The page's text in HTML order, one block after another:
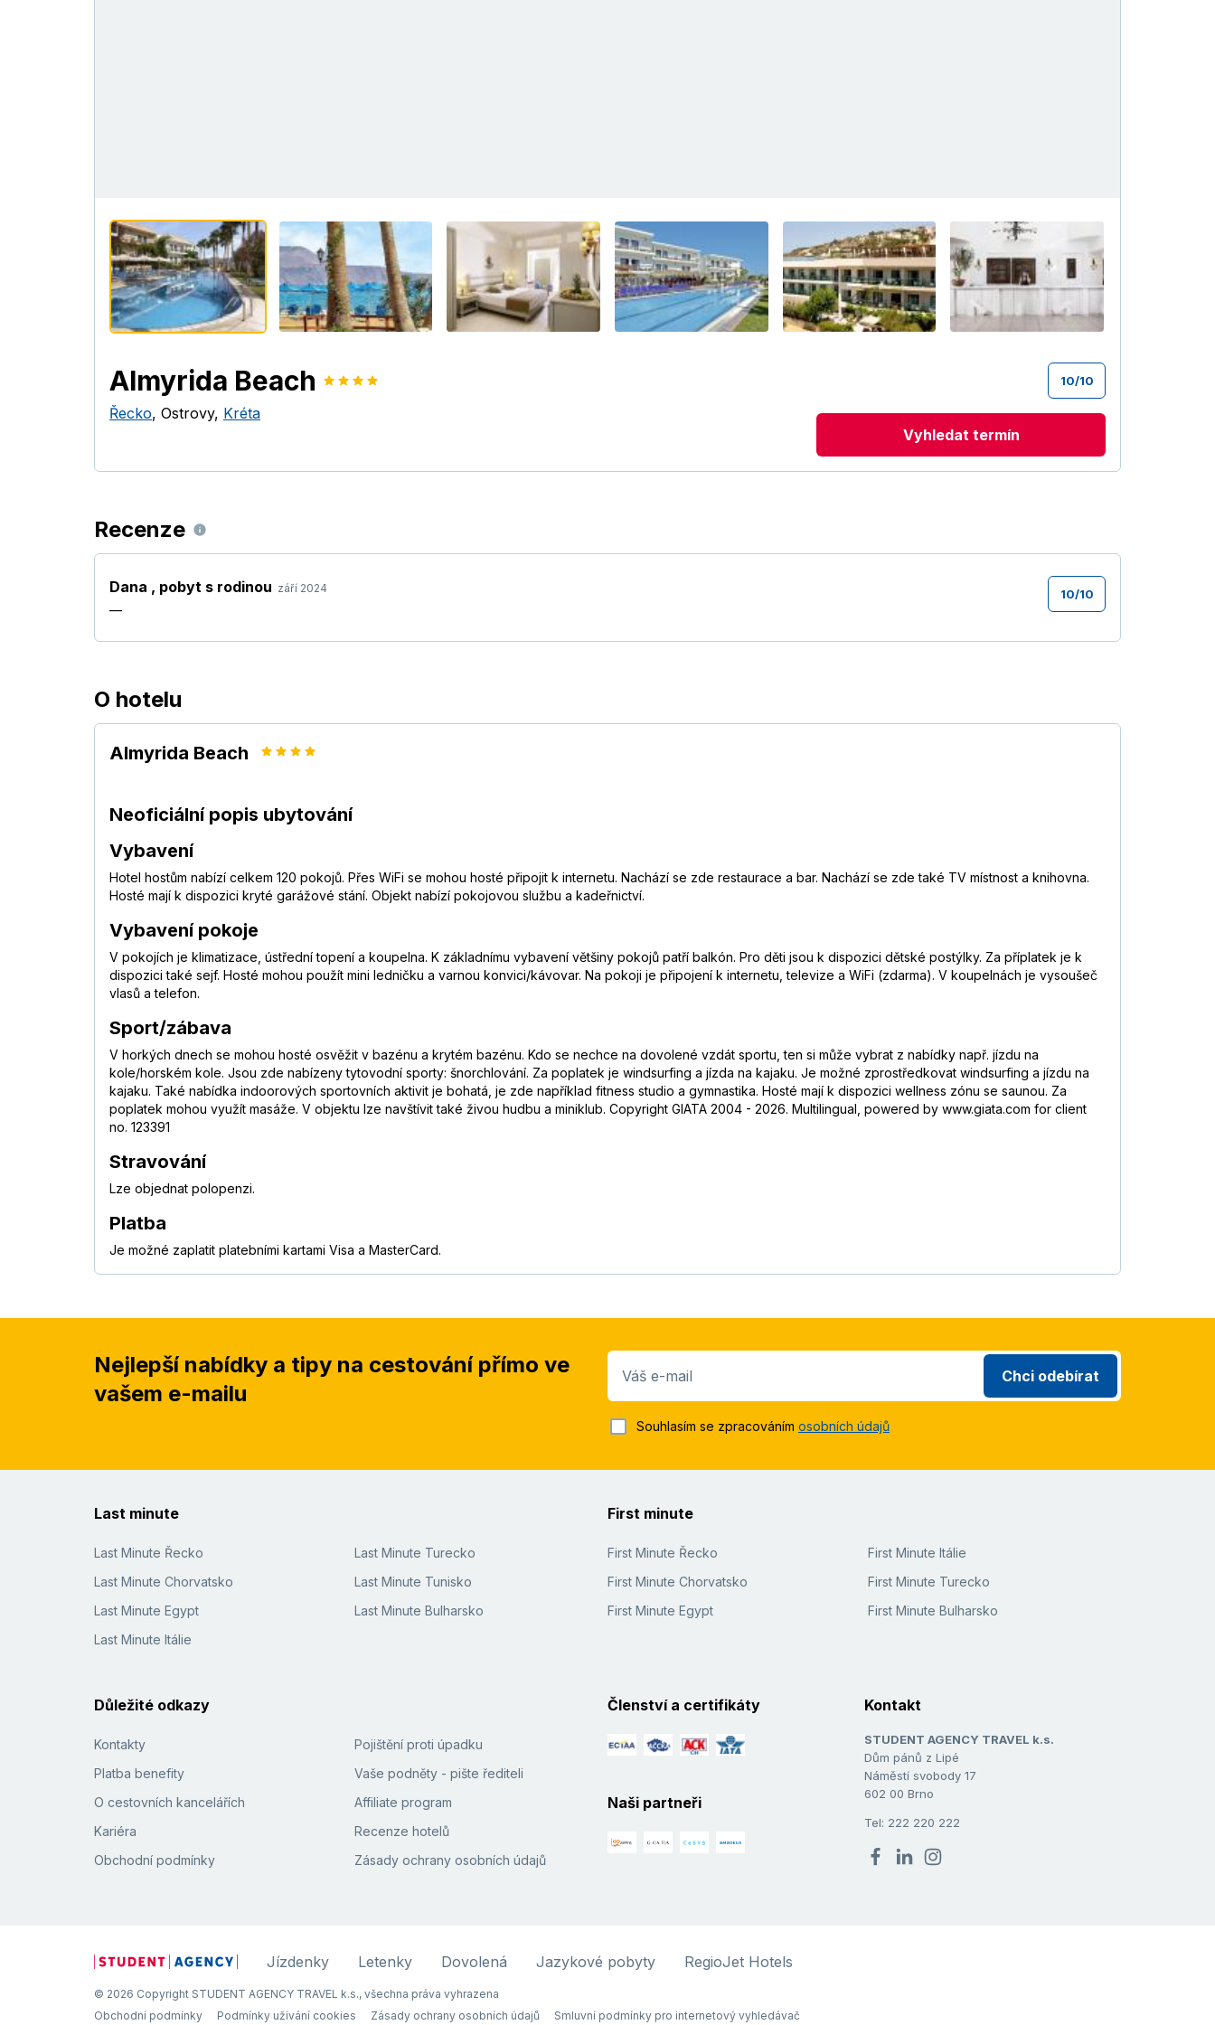
Almyrida Beach 10/10
Řecko, Ostrovy, Kréta
Vyhledat termín
Recenze
Dana , pobyt s rodinou září 2024
—
10/10
O hotelu
Almyrida Beach
Neoficiální popis ubytování
Vybavení
Hotel hostům nabízí celkem 120 pokojů. Přes WiFi se mohou hosté připojit k internetu. Nachází se zde restaurace a bar. Nachází se zde také TV místnost a knihovna.
Hosté mají k dispozici kryté garážové stání. Objekt nabízí pokojovou službu a kadeřnictví.
Vybavení pokoje
V pokojích je klimatizace, ústřední topení a koupelna. K základnímu vybavení většiny pokojů patří balkón. Pro děti jsou k dispozici dětské postýlky. Za příplatek je k
dispozici také sejf. Hosté mohou použít mini ledničku a varnou konvici/kávovar. Na pokoji je připojení k internetu, televize a WiFi (zdarma). V koupelnách je vysoušeč
vlasů a telefon.
Sport/zábava
V horkých dnech se mohou hosté osvěžit v bazénu a krytém bazénu. Kdo se nechce na dovolené vzdát sportu, ten si může vybrat z nabídky např. jízdu na
kole/horském kole. Jsou zde nabízeny tytovodní sporty: šnorchlování. Za poplatek je windsurfing a jízda na kajaku. Je možné zprostředkovat windsurfing a jízdu na
kajaku. Také nabídka indoorových sportovních aktivit je bohatá, je zde například fitness studio a gymnastika. Hosté mají k dispozici wellness zónu se saunou. Za
poplatek mohou využít masáže. V objektu lze navštívit také živou hudbu a miniklub. Copyright GIATA 2004 - 2026. Multilingual, powered by www.giata.com for client
no. 123391
Stravování
Lze objednat polopenzi.
Platba
Je možné zaplatit platebními kartami Visa a MasterCard.
Nejlepší nabídky a tipy na cestování přímo ve
vašem e-mailu
Váš e-mail Chci odebírat
Souhlasím se zpracováním osobních údajů
Last minute
Last Minute Řecko
Last Minute Chorvatsko
Last Minute Egypt
Last Minute Itálie
Last Minute Turecko
Last Minute Tunisko
Last Minute Bulharsko
First minute
First Minute Řecko
First Minute Chorvatsko
First Minute Egypt
First Minute Itálie
First Minute Turecko
First Minute Bulharsko
Důležité odkazy
Kontakty
Platba benefity
O cestovních kancelářích
Kariéra
Obchodní podmínky
Pojištění proti úpadku
Vaše podněty - pište řediteli
Affiliate program
Recenze hotelů
Zásady ochrany osobních údajů
Členství a certifikáty
Naši partneři
Kontakt
STUDENT AGENCY TRAVEL k.s.
Dům pánů z Lipé
Náměstí svobody 17
602 00 Brno
Tel: 222 220 222
Jízdenky Letenky Dovolená Jazykové pobyty RegioJet Hotels
© 2026 Copyright STUDENT AGENCY TRAVEL k.s., všechna práva vyhrazena
Obchodní podmínky
Podmínky užívání cookies Zásady ochrany osobních údajů Smluvní podmínky pro internetový vyhledávač